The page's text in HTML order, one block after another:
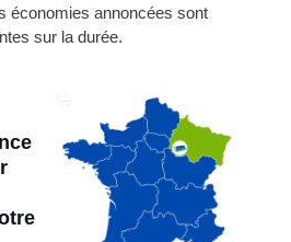
économies annoncées sont
sur la durée.